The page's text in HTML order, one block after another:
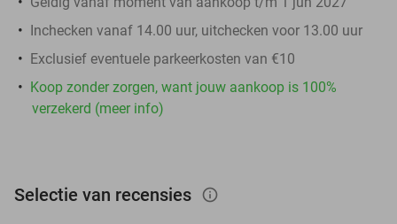
Inchecken vanaf 14.00 uur, uitchecken voor 13.00 uur
Exclusief eventuele parkeerkosten van €10
Koop zonder zorgen, want jouw aankoop is 100%
verzekerd (meer info)
Selectie van recensies info_outlined